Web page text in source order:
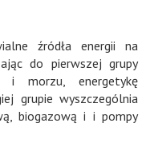
źródła energii na
do pierwszej grupy
i morzu, energetykę
grupie wyszczególnia
biogazową i i pompy